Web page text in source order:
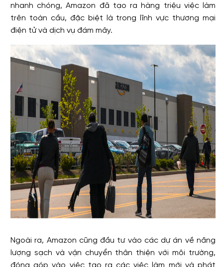
nhanh chóng, Amazon đã tạo ra hàng triệu việc làm
trên toàn cầu, đặc biệt là trong lĩnh vực thương mại
điện tử và dịch vụ đám mây.
Ngoài ra, Amazon cũng đầu tư vào các dự án về năng
lượng sạch và vận chuyển thân thiện với môi trường,
đóng góp vào việc tạo ra các việc làm mới và phát